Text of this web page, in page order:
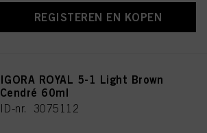
REGISTEREN EN KOPEN
IGORA ROYAL 5-1 Light Brown
Cendré 60ml
ID-nr. 3075112